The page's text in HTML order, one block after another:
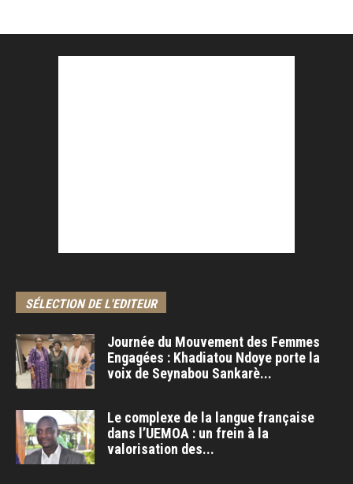
SÉLECTION DE L'EDITEUR
Journée du Mouvement des Femmes
Engagées : Khadiatou Ndoye porte la
voix de Seynabou Sankarè...
Le complexe de la langue française
dans l’UEMOA : un frein à la
valorisation des...